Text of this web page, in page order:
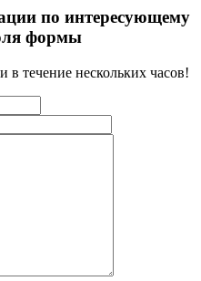
по интересующему
формы
в течение нескольких часов!